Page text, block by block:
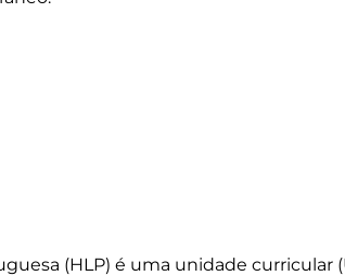
(HLP) é uma unidade curricular